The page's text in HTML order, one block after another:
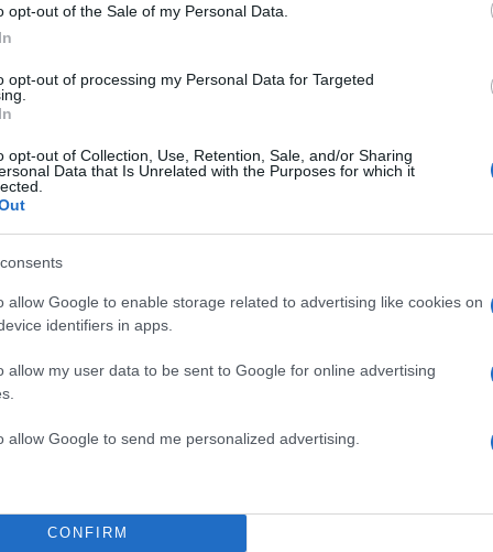
opt-out of the Sale of my Personal Data.
opt-out of processing my Personal Data for Targeted
opt-out of Collection, Use, Retention, Sale, and/or Sharing
Data that Is Unrelated with the Purposes for which it
allow Google to enable storage related to advertising like cookies on
identifiers in apps.
allow my user data to be sent to Google for online advertising
allow Google to send me personalized advertising.
CONFIRM
από τις διακοπές τους
χαλαρές και
δοκιμάζουν λαχταριστούς
στο Google για μικρά,
έπεσα πάνω στους Παξούς
τους επισκέφτηκα, ένιωσα
εδώ με τον άντρα μου και η
είναι πως η πρόσβαση δεν
υπομονή, όμως μόλις φτάσεις
του ταξιδιού άξιζε